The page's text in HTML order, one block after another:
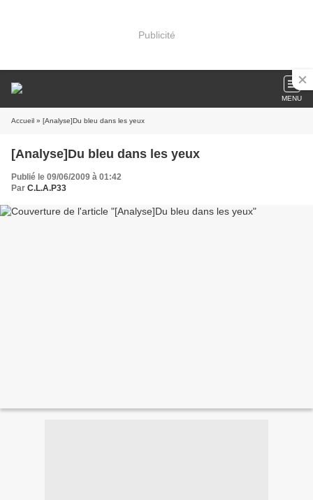
Publicité
MENU
Accueil » [Analyse]Du bleu dans les yeux
[Analyse]Du bleu dans les yeux
Publié le 09/06/2009 à 01:42
Par C.L.A.P33